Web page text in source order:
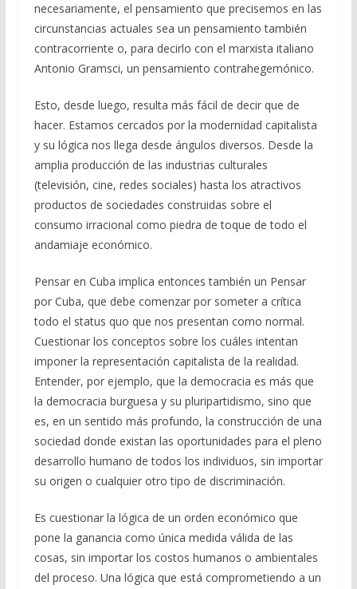
necesariamente, el pensamiento que precisemos en las
circunstancias actuales sea un pensamiento también
contracorriente o, para decirlo con el marxista italiano
Antonio Gramsci, un pensamiento contrahegemónico.
Esto, desde luego, resulta más fácil de decir que de
hacer. Estamos cercados por la modernidad capitalista
y su lógica nos llega desde ángulos diversos. Desde la
amplia producción de las industrias culturales
(televisión, cine, redes sociales) hasta los atractivos
productos de sociedades construidas sobre el
consumo irracional como piedra de toque de todo el
andamiaje económico.
Pensar en Cuba implica entonces también un Pensar
por Cuba, que debe comenzar por someter a crítica
todo el status quo que nos presentan como normal.
Cuestionar los conceptos sobre los cuáles intentan
imponer la representación capitalista de la realidad.
Entender, por ejemplo, que la democracia es más que
la democracia burguesa y su pluripartidismo, sino que
es, en un sentido más profundo, la construcción de una
sociedad donde existan las oportunidades para el pleno
desarrollo humano de todos los individuos, sin importar
su origen o cualquier otro tipo de discriminación.
Es cuestionar la lógica de un orden económico que
pone la ganancia como única medida válida de las
cosas, sin importar los costos humanos o ambientales
del proceso. Una lógica que está comprometiendo a un